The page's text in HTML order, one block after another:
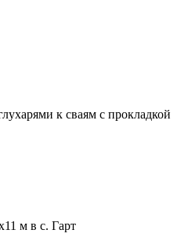
к сваям с прокладкой
м в с. Гарт